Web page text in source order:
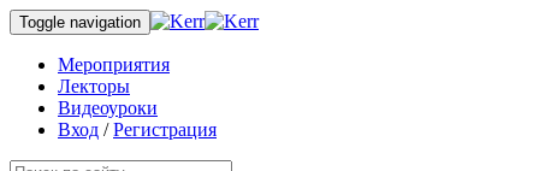
Toggle navigation
Мероприятия
Лекторы
Видеоуроки
Вход /Регистрация